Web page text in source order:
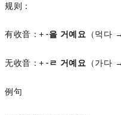
规则：
有收音：+-을 거예요 （먹다
无收音：+- ㄹ 거예요 （가다
例句